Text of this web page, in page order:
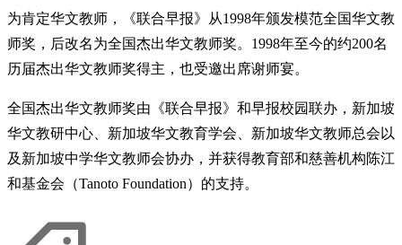
为肯定华文教师，《联合早报》从1998年颁发模范全国华文教
师奖，后改名为全国杰出华文教师奖。1998年至今的约200名
历届杰出华文教师奖得主，也受邀出席谢师宴。
全国杰出华文教师奖由《联合早报》和早报校园联办，新加坡
华文教研中心、新加坡华文教育学会、新加坡华文教师总会以
及新加坡中学华文教师会协办，并获得教育部和慈善机构陈江
和基金会（Tanoto Foundation）的支持。